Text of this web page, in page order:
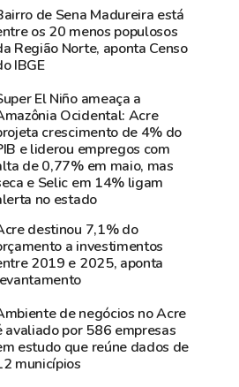
de Sena Madureira está
os 20 menos populosos
Região Norte, aponta Censo
IBGE
El Niño ameaça a
Ocidental: Acre
crescimento de 4% do
e liderou empregos com
de 0,77% em maio, mas
e Selic em 14% ligam
no estado
destinou 7,1% do
a investimentos
2019 e 2025, aponta
de negócios no Acre
avaliado por 586 empresas
estudo que reúne dados de
municípios